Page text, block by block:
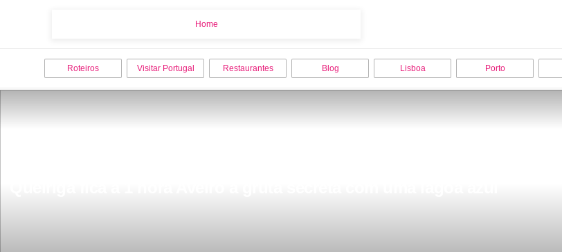
Home
Roteiros Visitar Portugal Restaurantes Blog Lisboa Porto